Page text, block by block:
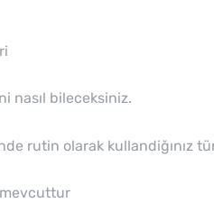
nasıl bileceksiniz.
rutin olarak kullandiğınız